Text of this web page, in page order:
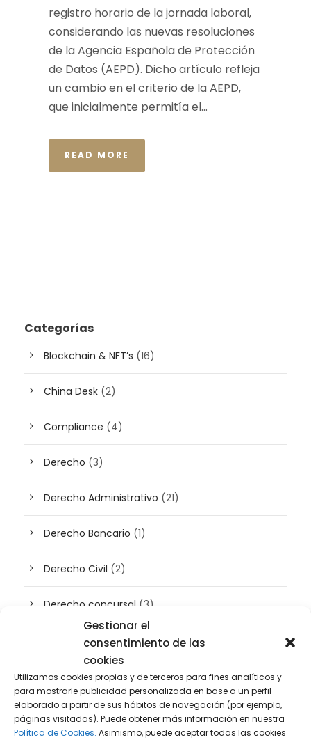
Gestionar el
consentimiento de las
cookies
Utilizamos cookies propias y de terceros para fines analíticos y
para mostrarle publicidad personalizada en base a un perfil
elaborado a partir de sus hábitos de navegación (por ejemplo,
páginas visitadas). Puede obtener más información en nuestra
Política de Cookies. Asimismo, puede aceptar todas las cookies
registro horario de la jornada laboral,
considerando las nuevas resoluciones
de la Agencia Española de Protección
de Datos (AEPD). Dicho artículo refleja
un cambio en el criterio de la AEPD,
que inicialmente permitía el...
READ MORE
Categorías
Blockchain & NFT’s (16)
China Desk (2)
Compliance (4)
Derecho (3)
Derecho Administrativo (21)
Derecho Bancario (1)
Derecho Civil (2)
Derecho concursal (3)
Derecho de Empresa(45)
Derecho Digital(50)
Derecho Fiscal(131)